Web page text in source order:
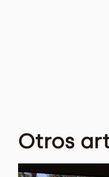
Otros